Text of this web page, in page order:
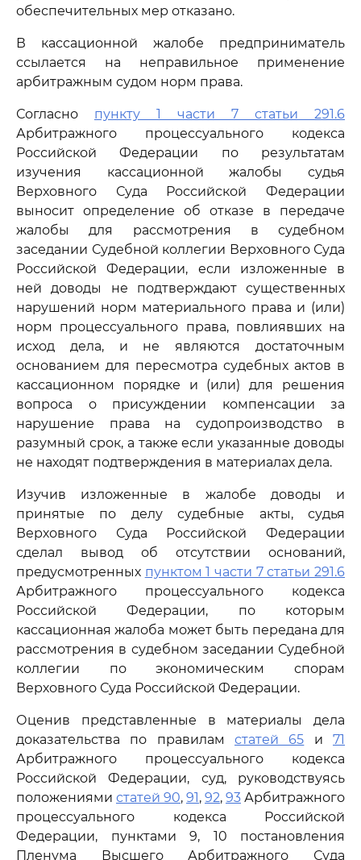
обеспечительных мер отказано.
В кассационной жалобе предприниматель
ссылается на неправильное применение
арбитражным судом норм права.
Согласно пункту 1 части 7 статьи 291.6
Арбитражного процессуального кодекса
Российской Федерации по результатам
изучения кассационной жалобы судья
Верховного Суда Российской Федерации
выносит определение об отказе в передаче
жалобы для рассмотрения в судебном
заседании Судебной коллегии Верховного Суда
Российской Федерации, если изложенные в
ней доводы не подтверждают существенных
нарушений норм материального права и (или)
норм процессуального права, повлиявших на
исход дела, и не являются достаточным
основанием для пересмотра судебных актов в
кассационном порядке и (или) для решения
вопроса о присуждении компенсации за
нарушение права на судопроизводство в
разумный срок, а также если указанные доводы
не находят подтверждения в материалах дела.
Изучив изложенные в жалобе доводы и
принятые по делу судебные акты, судья
Верховного Суда Российской Федерации
сделал вывод об отсутствии оснований,
предусмотренных пунктом 1 части 7 статьи 291.6
Арбитражного процессуального кодекса
Российской Федерации, по которым
кассационная жалоба может быть передана для
рассмотрения в судебном заседании Судебной
коллегии по экономическим спорам
Верховного Суда Российской Федерации.
Оценив представленные в материалы дела
доказательства по правилам статей 65 и71
Арбитражного процессуального кодекса
Российской Федерации, суд, руководствуясь
положениями статей 90, 91, 92, 93 Арбитражного
процессуального кодекса Российской
Федерации, пунктами 9, 10 постановления
Пленума Высшего Арбитражного Суда